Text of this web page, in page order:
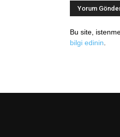
Bu site,
bilgi edinin